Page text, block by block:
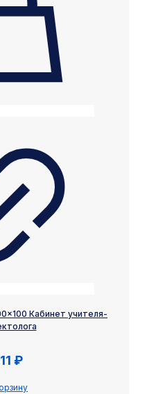
Кабинет учителя-
₽